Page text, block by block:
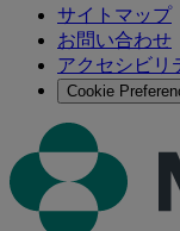
サイトマップ
お問い合わせ
アクセシビリ
Cookie